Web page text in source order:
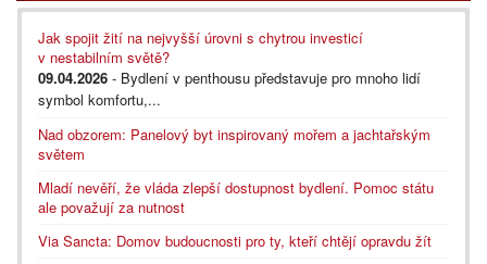
Jak spojit žití na nejvyšší úrovni s chytrou investicí
v nestabilním světě?
09.04.2026 - Bydlení v penthousu představuje pro mnoho lidí
symbol komfortu,...
Nad obzorem: Panelový byt inspirovaný mořem a jachtařským
světem
Mladí nevěří, že vláda zlepší dostupnost bydlení. Pomoc státu
ale považují za nutnost
Via Sancta: Domov budoucnosti pro ty, kteří chtějí opravdu žít